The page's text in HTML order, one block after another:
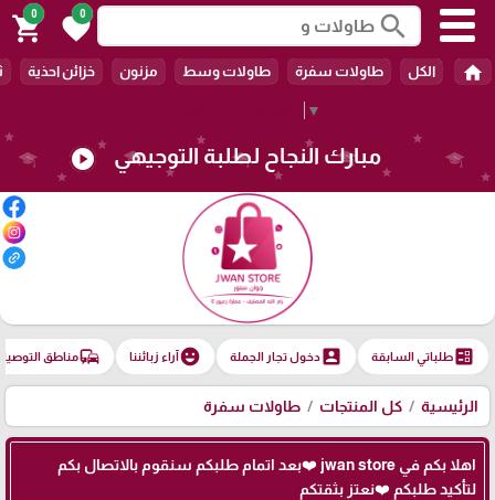
▼
search
0
favorite
0
shopping_cart
home الكل طاولات سفرة طاولات وسط مزنون خزائن احذية
مبارك النجاح لطلبة التوجيهي play_circle
ballotطلباتي السابقة account_boxدخول تجار الجملة emoji_emotionsآراء زبائننا commuteمناطق
الرئيسية كل المنتجات طاولات سفرة
اهلا بكم في jwan store ❤️بعد اتمام طلبكم سنقوم بالاتصال بكم
لتأكيد طلبكم ❤️نعتز بثقتكم